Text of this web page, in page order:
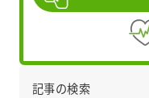
記事の検索